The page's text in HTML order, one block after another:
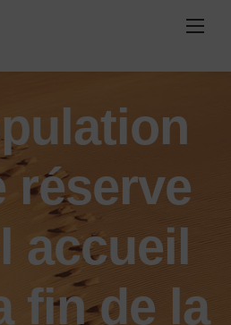
réserve
accueil
fin de la